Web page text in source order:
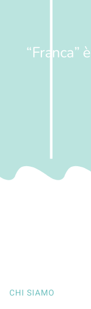
“Franca”
CHI SIAMO